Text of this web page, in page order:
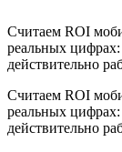
Считаем ROI
реальных цифрах:
действительно
Считаем ROI
реальных цифрах:
действительно